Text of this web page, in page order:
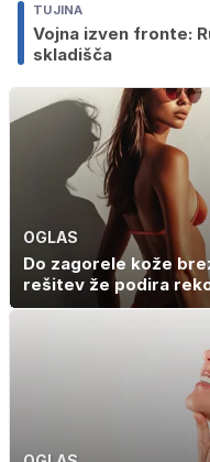
TUJINA
Vojna izven fronte:
skladišča
OGLAS
Do zagorele kože
rešitev že podira